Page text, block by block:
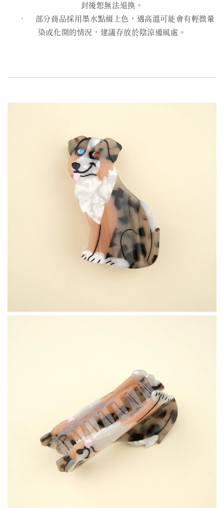
封後恕無法退換。
• 部分商品採用墨水點綴上色，遇高溫可能會有輕微暈
染或化開的情況，建議存放於陰涼通風處。